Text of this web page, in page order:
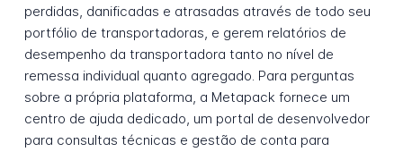
perdidas, danificadas e atrasadas através de todo seu
portfólio de transportadoras, e gerem relatórios de
desempenho da transportadora tanto no nível de
remessa individual quanto agregado. Para perguntas
sobre a própria plataforma, a Metapack fornece um
centro de ajuda dedicado, um portal de desenvolvedor
para consultas técnicas e gestão de conta para